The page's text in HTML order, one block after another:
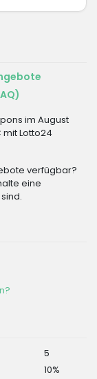
im August
mit Lotto24
verfügbar?
eine
5
10%